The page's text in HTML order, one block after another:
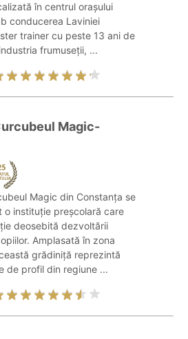
în centrul orașului
conducerea Laviniei
trainer cu peste 13 ani de
frumuseții, ...
Magic-
Magic din Constanța se
o instituție preșcolară care
deosebită dezvoltării
Amplasată în zona
grădiniță reprezintă
de profil din regiune ...